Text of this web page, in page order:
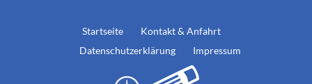
Startseite
Kontakt & Anfahrt
Datenschutzerklärung
Impressum